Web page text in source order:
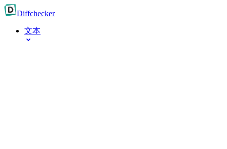
Diffchecker
文本